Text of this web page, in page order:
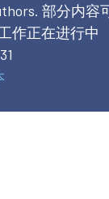
部分内容
作正在进行中